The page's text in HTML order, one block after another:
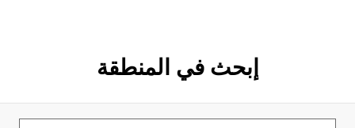
إبحث في المنطقة